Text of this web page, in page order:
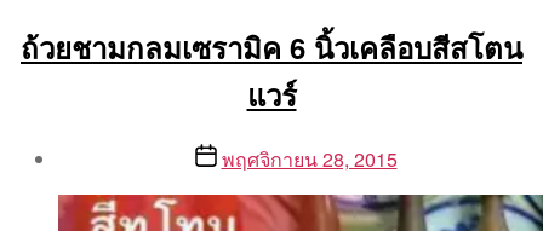
ถ้วยชามกลมเซรามิค 6 นิ้วเคลือบสีสโตน
แวร์
By
Aea
Postพฤศจิกายน 28, 2015